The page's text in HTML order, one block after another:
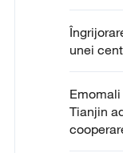
unei
Tianjin